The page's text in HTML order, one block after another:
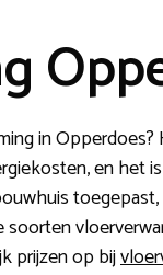
in
en
prijzen op bij